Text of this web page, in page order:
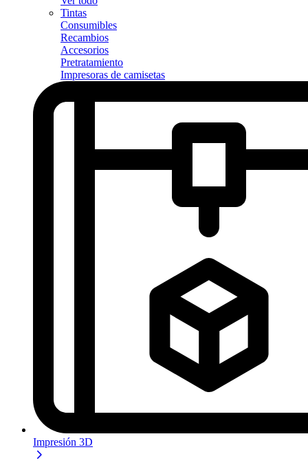
Tintas
Consumibles
Recambios
Accesorios
Pretratamiento
Impresoras de camisetas
Impresión 3D